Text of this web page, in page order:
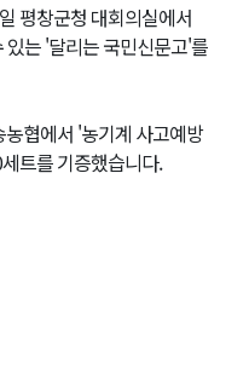
평창군청 대회의실에서
는 '달리는 국민신문고'를
협에서 '농기계 사고예방
트를 기증했습니다.